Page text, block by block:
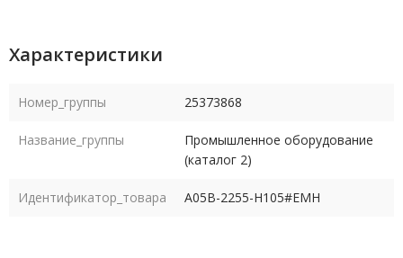
Характеристики
Номер_группы 25373868
Название_группы
Промышленное оборудование
(каталог 2)
Идентификатор_товара A05B-2255-H105#EMH